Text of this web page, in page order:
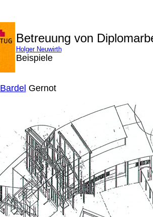
Betreuung von
Holger Neuwirth
Beispiele
Bardel Gernot